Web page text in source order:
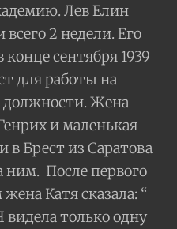
Лев Елин
2 недели. Его
сентября 1939
для работы на
должности. Жена
и маленькая
в Брест из Саратова
ним. После первого
Катя сказала: “
только одну